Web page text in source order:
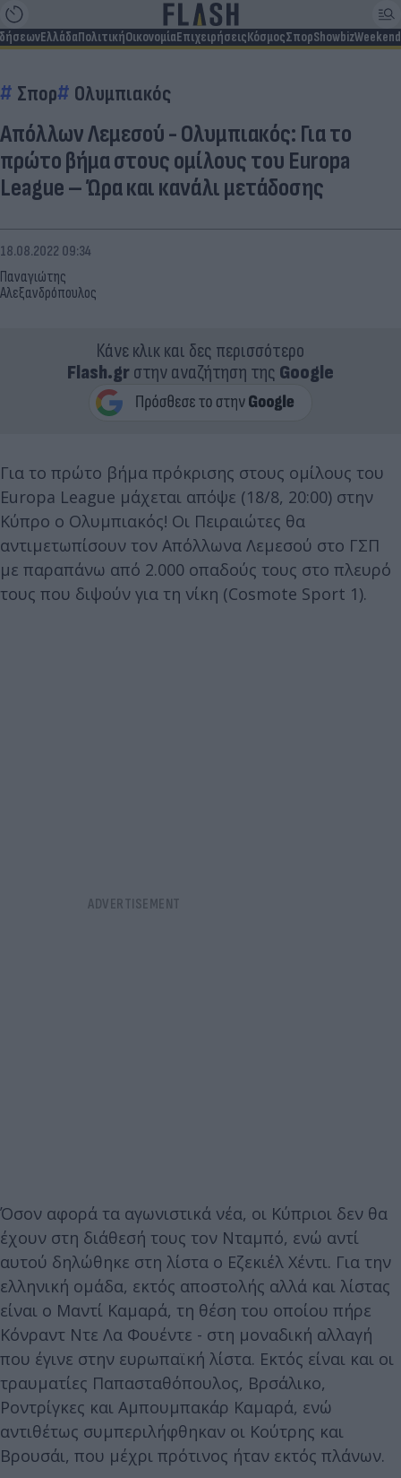
ΕλλάδαΠολιτικήΟικονομίαΕπιχειρήσειςΚόσμοςΣπορShowbizWeekend
Σπορ Ολυμπιακός
Απόλλων Λεμεσού - Ολυμπιακός: Για το
πρώτο βήμα στους ομίλους του Europa
League – Ώρα και κανάλι μετάδοσης
Παναγιώτης
Αλεξανδρόπουλος
18.08.2022 09:34
Κάνε κλικ και δες περισσότερο
Flash.grστην αναζήτηση της Google
Για το πρώτο βήμα πρόκρισης στους ομίλους του
Europa League μάχεται απόψε (18/8, 20:00) στην
Κύπρο ο Ολυμπιακός! Οι Πειραιώτες θα
αντιμετωπίσουν τον Απόλλωνα Λεμεσού στο ΓΣΠ
με παραπάνω από 2.000 οπαδούς τους στο πλευρό
τους που διψούν για τη νίκη (Cosmote Sport 1).
Όσον αφορά τα αγωνιστικά νέα, οι Κύπριοι δεν θα
έχουν στη διάθεσή τους τον Νταμπό, ενώ αντί
αυτού δηλώθηκε στη λίστα ο Εζεκιέλ Χέντι. Για την
ελληνική ομάδα, εκτός αποστολής αλλά και λίστας
είναι ο Μαντί Καμαρά, τη θέση του οποίου πήρε
Κόνραντ Ντε Λα Φουέντε - στη μοναδική αλλαγή
που έγινε στην ευρωπαϊκή λίστα. Εκτός είναι και οι
τραυματίες Παπασταθόπουλος, Βρσάλικο,
Ροντρίγκες και Αμπουμπακάρ Καμαρά, ενώ
αντιθέτως συμπεριλήφθηκαν οι Κούτρης και
Βρουσάι, που μέχρι πρότινος ήταν εκτός πλάνων.